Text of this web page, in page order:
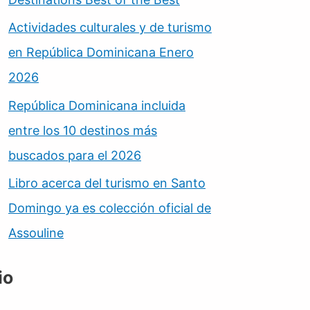
Actividades culturales y de turismo
en República Dominicana Enero
2026
República Dominicana incluida
entre los 10 destinos más
buscados para el 2026
Libro acerca del turismo en Santo
Domingo ya es colección oficial de
Assouline